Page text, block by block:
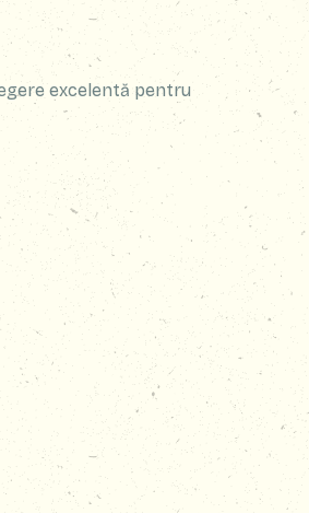
excelentă pentru